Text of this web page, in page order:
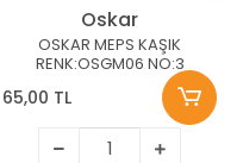
Oskar
OSKAR MEPS KAŞIK
RENK:OSGM06 NO:3
65,00 TL